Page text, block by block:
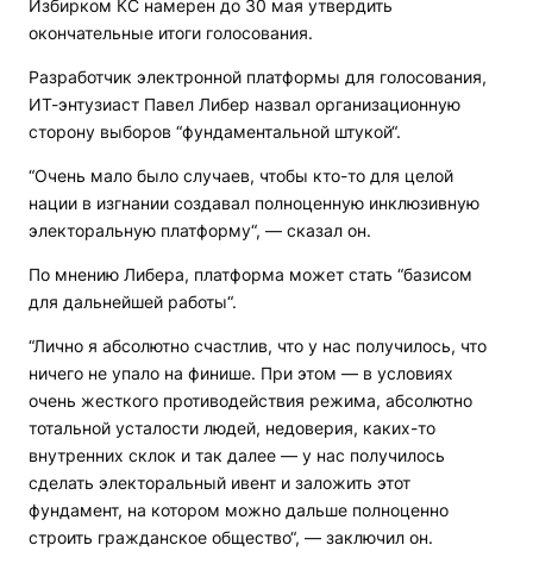
Избирком КС намерен до 30 мая утвердить
окончательные итоги голосования.
Разработчик электронной платформы для голосования,
ИТ-энтузиаст Павел Либер назвал организационную
сторону выборов “фундаментальной штукой“.
“Очень мало было случаев, чтобы кто-то для целой
нации в изгнании создавал полноценную инклюзивную
электоральную платформу“, — сказал он.
По мнению Либера, платформа может стать “базисом
для дальнейшей работы“.
“Лично я абсолютно счастлив, что у нас получилось, что
ничего не упало на финише. При этом — в условиях
очень жесткого противодействия режима, абсолютно
тотальной усталости людей, недоверия, каких-то
внутренних склок и так далее — у нас получилось
сделать электоральный ивент и заложить этот
фундамент, на котором можно дальше полноценно
строить гражданское общество“, — заключил он.